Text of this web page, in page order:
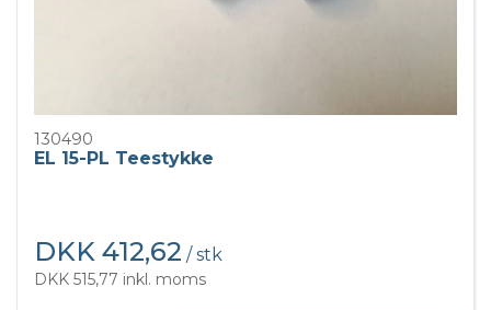
130490
EL 15-PL Teestykke
DKK 412,62 / stk
DKK 515,77 inkl. moms